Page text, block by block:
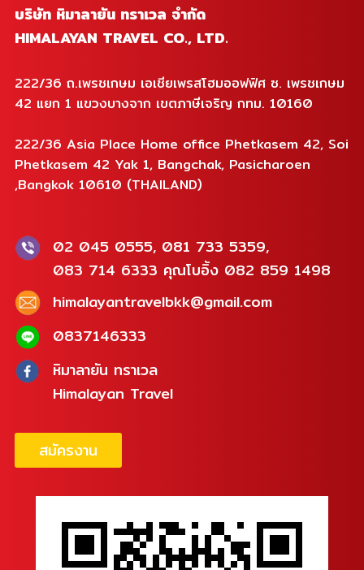
บริษัท หิมาลายัน ทราเวล จำกัด
HIMALAYAN TRAVEL CO., LTD.
222/36 ถ.เพรชเกษม เอเชียเพรสโฮมออฟฟิศ ซ. เพรชเกษม
42 แยก 1 แขวงบางจาก เขตภาษีเจริญ กทม. 10160
222/36 Asia Place Home office Phetkasem 42, Soi
Phetkasem 42 Yak 1, Bangchak, Pasicharoen
,Bangkok 10610 (THAILAND)
02 045 0555, 081 733 5359,
083 714 6333 คุณโบอิ้ง 082 859 1498
himalayantravelbkk@gmail.com
0837146333
หิมาลายัน ทราเวล
Himalayan Travel
สมัครงาน